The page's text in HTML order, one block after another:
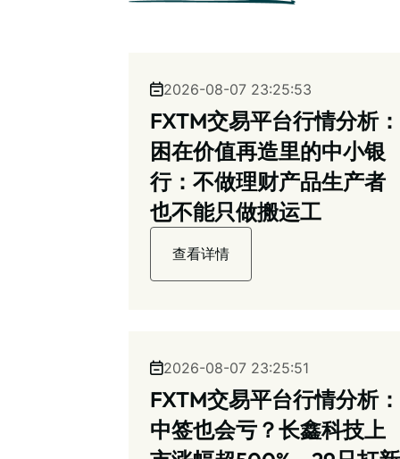
2026-08-07 23:25:53
FXTM交易平台行情分析：
困在价值再造里的中小银
行：不做理财产品生产者
也不能只做搬运工
查看详情
2026-08-07 23:25:51
FXTM交易平台行情分析：
中签也会亏？长鑫科技上